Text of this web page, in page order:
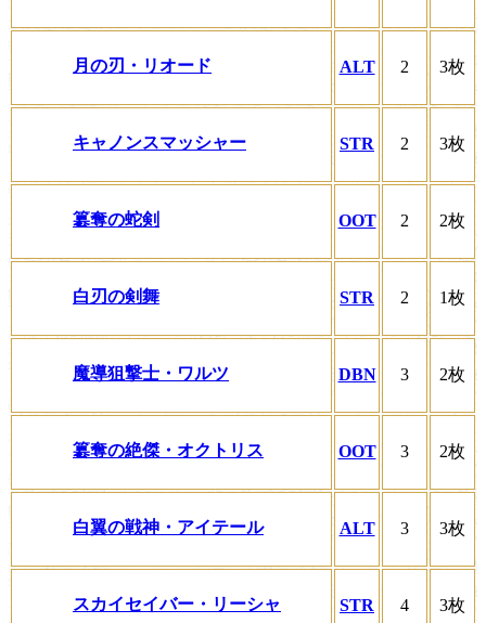
月の刃・リオード ALT 2 3枚
キャノンスマッシャー STR 2 3枚
簒奪の蛇剣 OOT 2 2枚
白刃の剣舞 STR 2 1枚
魔導狙撃士・ワルツ DBN 3 2枚
簒奪の絶傑・オクトリス OOT 3 2枚
白翼の戦神・アイテール ALT 3 3枚
スカイセイバー・リーシャ STR 4 3枚